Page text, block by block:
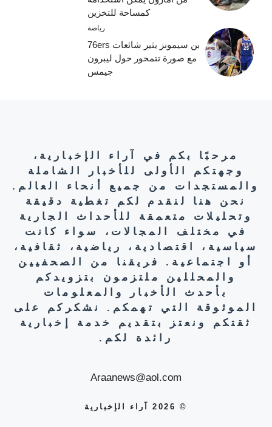
كمساحة للتخزين
رياضة
بن سيمونز يثير شائعات 76ers
مع صورة تتمحور حول ليبرون
جيمس
مرحبًا بكم في آراء الإخبارية،
وجهتكم الأولى للأخبار الشاملة
والمستجدات من جميع أنحاء العالم.
نحن هنا لنقدم لكم تغطية دقيقة
وتحليلات متعمقة للأحداث الجارية
في مختلف المجالات، سواء كانت
سياسية، اقتصادية، رياضية، ثقافية،
أو اجتماعية. فريقنا من الصحفيين
والمحللين ملتزمون بتزويدكم
بأحدث الأخبار والمعلومات
الموثوقة التي تهمكم. نشكركم على
ثقتكم ونعتز بتقديم خدمة إخبارية
رائدة لكم.
Araanews@aol.com
© 2026 آراء الإخبارية